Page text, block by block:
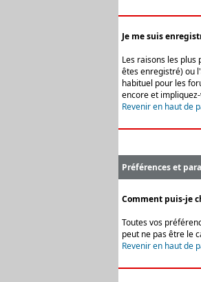
Je me suis
Les raisons les
êtes enregistré) ou
habituel pour les
encore et
Revenir en haut de
Préférences et
Comment puis-je
Toutes vos
peut ne pas être le
Revenir en haut de